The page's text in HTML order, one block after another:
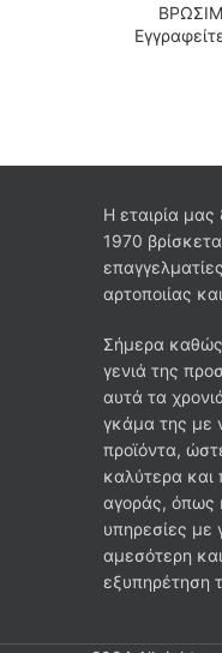
Η εταιρία
1970
αρτοποιίας
Σήμερα καθώς
γενιά της
αυτά τα
γκάμα της με
προϊόντα,
καλύτερα και
αγοράς, όπως
υπηρεσίες με
αμεσότερη
εξυπηρέτηση